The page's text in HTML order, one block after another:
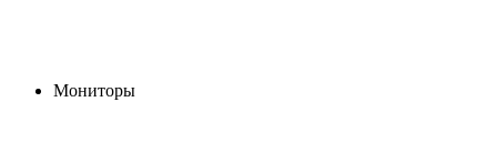
Мониторы